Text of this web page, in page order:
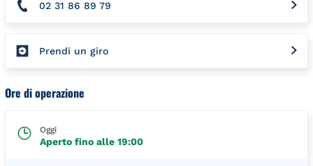
02 31 86 89 79
Prendi un giro
Ore di operazione
Oggi
Aperto fino alle 19:00